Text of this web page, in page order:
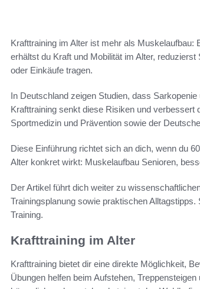
Krafttraining im Alter ist mehr als
erhältst du Kraft und Mobilität im Alter,
oder Einkäufe tragen.
In Deutschland zeigen Studien, dass
Krafttraining senkt diese Risiken und
Sportmedizin und Prävention sowie der
Diese Einführung richtet sich an dich, wenn du
Alter konkret wirkt: Muskelaufbau Senioren,
Der Artikel führt dich weiter zu
Trainingsplanung sowie praktischen
Training.
Krafttraining im Alter
Krafttraining bietet dir eine direkte Möglichkeit,
Übungen helfen beim Aufstehen,